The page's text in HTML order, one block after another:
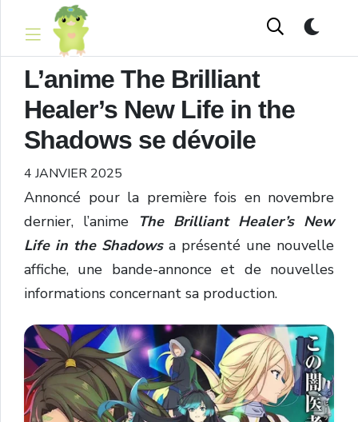
L’anime The Brilliant
Healer’s New Life in the
Shadows se dévoile
4 JANVIER 2025
Annoncé pour la première fois en novembre
dernier, l’anime
The Brilliant Healer’s New
Life in the Shadowsa présenté une nouvelle
affiche, une bande-annonce et de nouvelles
informations concernant sa production.